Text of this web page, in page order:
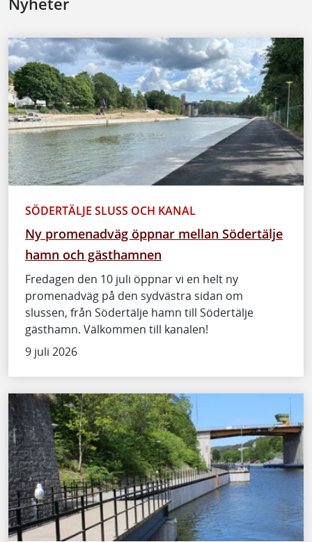
SÖDERTÄLJE SLUSS OCH KANAL
Ny promenadväg öppnar mellan Södertälje
hamn och gästhamnen
Fredagen den 10 juli öppnar vi en helt ny
promenadväg på den sydvästra sidan om
slussen, från Södertälje hamn till Södertälje
gästhamn. Välkommen till kanalen!
9 juli 2026